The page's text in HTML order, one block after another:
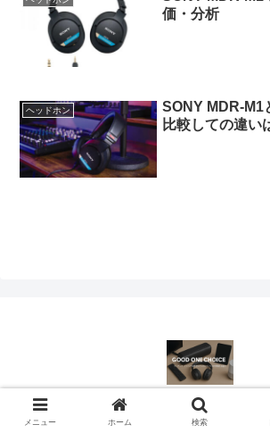
価・分析
ヘッドホン
SONY MDR-M1
比較しての違い
© 2023-2026 ミニマムオーディ
メニュー ホーム 検索